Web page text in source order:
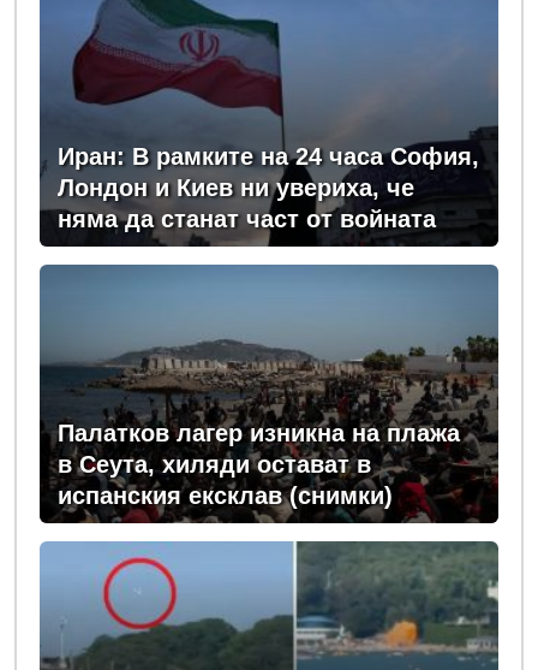
Иран: В рамките на 24 часа София,
Лондон и Киев ни увериха, че
няма да станат част от войната
Палатков лагер изникна на плажа
в Сеута, хиляди остават в
испанския ексклав (снимки)